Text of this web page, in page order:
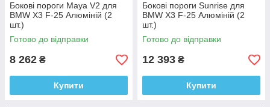
Бокові пороги Maya V2 для
BMW X3 F-25 Алюміній (2
шт.)
Готово до відправки
8 262 ₴
Купити
Бокові пороги Sunrise для
BMW X3 F-25 Алюміній (2
шт.)
Готово до відправки
12 393 ₴
Купити